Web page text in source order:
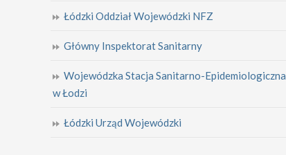
Łódzki Oddział Wojewódzki NFZ
Główny Inspektorat Sanitarny
Wojewódzka Stacja Sanitarno-Epidemiologiczna
w Łodzi
Łódzki Urząd Wojewódzki